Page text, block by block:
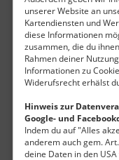
unserer Website an
Kartendiensten und
diese Informationen
zusammen, die du
Rahmen deiner
Informationen zu
Widerufsrecht erhälst
Hinweis zur
Google- und
Indem du auf "Alles
anderem auch gem.
deine Daten in den
ZipLine
Böhmisches
aktuell vom 07.06.2026 / Zugriffe:
40 km vom aktuellen